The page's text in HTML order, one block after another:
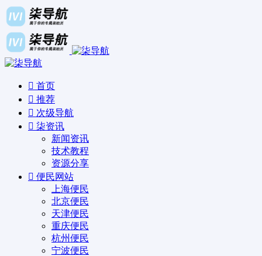
首页
推荐
次级导航
柒资讯
新闻资讯
技术教程
资源分享
便民网站
上海便民
北京便民
天津便民
重庆便民
杭州便民
宁波便民